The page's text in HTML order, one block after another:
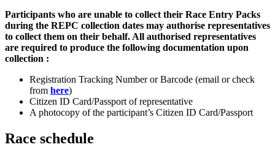
Participants who are unable to collect their Race Entry Packs
during the REPC collection dates may authorise representatives
to collect them on their behalf. All authorised representatives
are required to produce the following documentation upon
collection :
Registration Tracking Number or Barcode (email or check
from here)
Citizen ID Card/Passport of representative
A photocopy of the participant’s Citizen ID Card/Passport
Race schedule